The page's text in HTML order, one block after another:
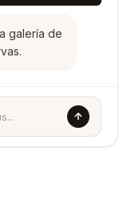
galería de